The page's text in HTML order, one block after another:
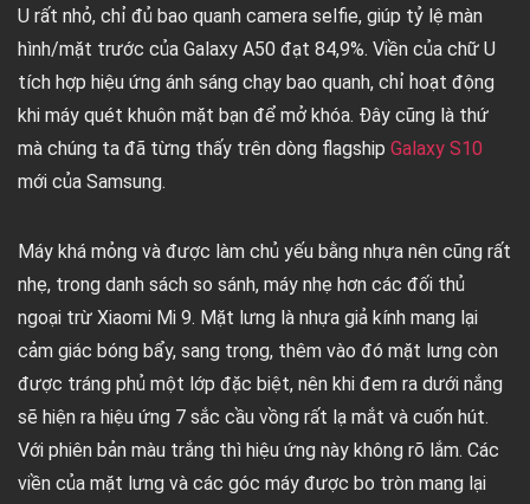
U rất nhỏ, chỉ đủ bao quanh camera selfie, giúp tỷ lệ màn
hình/mặt trước của Galaxy A50 đạt 84,9%. Viền của chữ U
tích hợp hiệu ứng ánh sáng chạy bao quanh, chỉ hoạt động
khi máy quét khuôn mặt bạn để mở khóa. Đây cũng là thứ
mà chúng ta đã từng thấy trên dòng flagship Galaxy S10
mới của Samsung.
Máy khá mỏng và được làm chủ yếu bằng nhựa nên cũng rất
nhẹ, trong danh sách so sánh, máy nhẹ hơn các đối thủ
ngoại trừ Xiaomi Mi 9. Mặt lưng là nhựa giả kính mang lại
cảm giác bóng bẩy, sang trọng, thêm vào đó mặt lưng còn
được tráng phủ một lớp đặc biệt, nên khi đem ra dưới nắng
sẽ hiện ra hiệu ứng 7 sắc cầu vồng rất lạ mắt và cuốn hút.
Với phiên bản màu trắng thì hiệu ứng này không rõ lắm. Các
viền của mặt lưng và các góc máy được bo tròn mang lại